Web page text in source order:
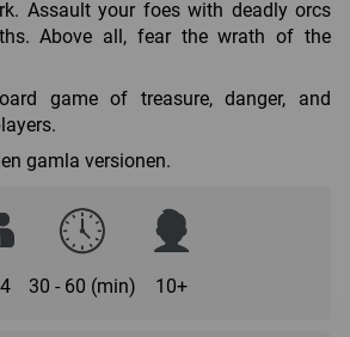
Assault your foes with deadly orcs
Above all, fear the wrath of the
game of treasure, danger, and
gamla versionen.
30 - 60 (min) 10+